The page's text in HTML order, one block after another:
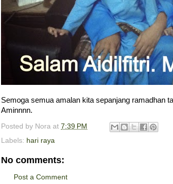
Semoga semua amalan kita sepanjang ramadhan
Aminnnn.
Posted by Nora at 7:39 PM
Labels: hari raya
No comments:
Post a Comment